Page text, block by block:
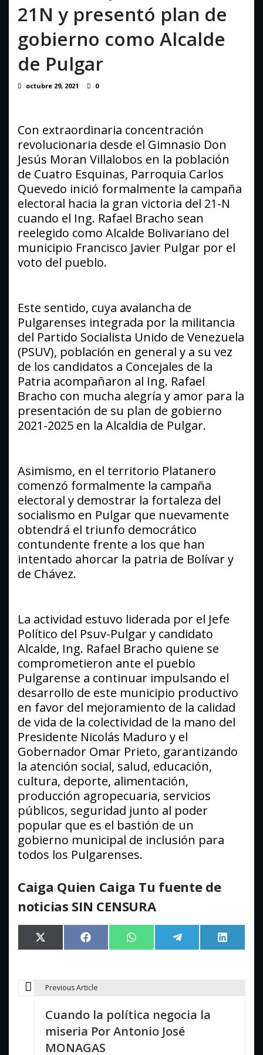
21N y presentó plan de
gobierno como Alcalde
de Pulgar
octubre 29, 2021 0
Con extraordinaria concentración
revolucionaria desde el Gimnasio Don
Jesús Moran Villalobos en la población
de Cuatro Esquinas, Parroquia Carlos
Quevedo inició formalmente la campaña
electoral hacia la gran victoria del 21-N
cuando el Ing. Rafael Bracho sean
reelegido como Alcalde Bolivariano del
municipio Francisco Javier Pulgar por el
voto del pueblo.
Este sentido, cuya avalancha de
Pulgarenses integrada por la militancia
del Partido Socialista Unido de Venezuela
(PSUV), población en general y a su vez
de los candidatos a Concejales de la
Patria acompañaron al Ing. Rafael
Bracho con mucha alegría y amor para la
presentación de su plan de gobierno
2021-2025 en la Alcaldia de Pulgar.
Asimismo, en el territorio Platanero
comenzó formalmente la campaña
electoral y demostrar la fortaleza del
socialismo en Pulgar que nuevamente
obtendrá el triunfo democrático
contundente frente a los que han
intentado ahorcar la patria de Bolívar y
de Chávez.
La actividad estuvo liderada por el Jefe
Político del Psuv-Pulgar y candidato
Alcalde, Ing. Rafael Bracho quiene se
comprometieron ante el pueblo
Pulgarense a continuar impulsando el
desarrollo de este municipio productivo
en favor del mejoramiento de la calidad
de vida de la colectividad de la mano del
Presidente Nicolás Maduro y el
Gobernador Omar Prieto, garantizando
la atención social, salud, educación,
cultura, deporte, alimentación,
producción agropecuaria, servicios
públicos, seguridad junto al poder
popular que es el bastión de un
gobierno municipal de inclusión para
todos los Pulgarenses.
Caiga Quien Caiga Tu fuente de
noticias SIN CENSURA
Compartir
en
X
(Twitter)
Compartir
en
Facebook Compartir
en
WhatsApp Compartir
en
Telegram
en
LinkedIn
N
Previous Article
Cuando la política negocia la
miseria Por Antonio José
MONAGAS